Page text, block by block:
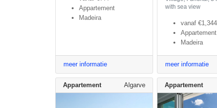
Appartement
Madeira
meer informatie
with sea view
vanaf€1,344
Appartement
Madeira
meer informatie
Appartement Algarve Appartement